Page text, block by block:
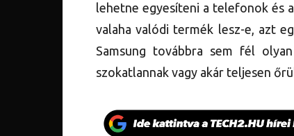
lehetne egyesíteni a telefonok és
valaha valódi termék lesz-e, azt
Samsung továbbra sem fél
szokatlannak vagy akár teljesen